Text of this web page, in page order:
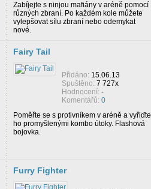
Zabíjejte s ninjou mafiány v aréně pomocí
různých zbraní. Po každém kole můžete
vylepšovat sílu zbraní nebo odemykat
nové.
Fairy Tail
Přidáno: 15.06.13
Spuštěno: 7 727x
Hodnocení: -
Komentářů: 0
Poměřte se s protivníkem v aréně a vyřiďte
ho promyšlenými kombo útoky. Flashová
bojovka.
Furry Fighter